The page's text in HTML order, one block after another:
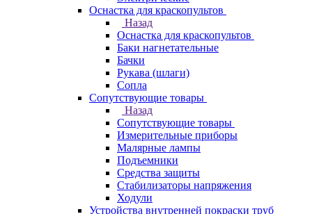
Оснастка для краскопультов
Назад
Оснастка для краскопультов
Баки нагнетательные
Бачки
Рукава (шлаги)
Сопла
Сопутствующие товары
Назад
Сопутствующие товары
Измерительные приборы
Малярные лампы
Подъемники
Средства защиты
Стабилизаторы напряжения
Ходули
Устройства внутренней покраски труб